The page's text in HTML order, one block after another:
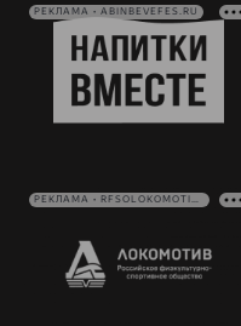
РЕКЛАМА • ABINBEVEFES.RU
РЕКЛАМА • RFSOLOKOMOTIV.RU